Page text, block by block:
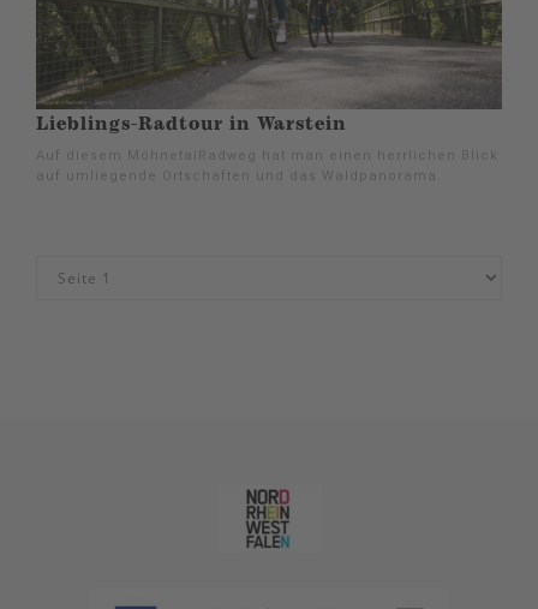
Lieblings-Radtour in Warstein
Auf diesem MöhnetalRadweg hat man einen herrlichen Blick
auf umliegende Ortschaften und das Waldpanorama.